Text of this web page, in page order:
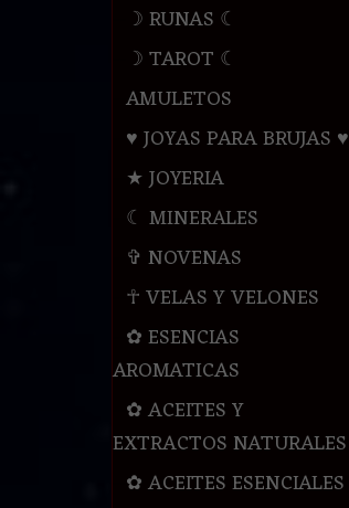
☽ RUNAS ☾
☽ TAROT ☾
AMULETOS
♥ JOYAS PARA BRUJAS ♥
★ JOYERIA
☾ MINERALES
✞ NOVENAS
☥ VELAS Y VELONES
✿ ESENCIAS
AROMATICAS
✿ ACEITES Y
EXTRACTOS NATURALES
✿ ACEITES ESENCIALES